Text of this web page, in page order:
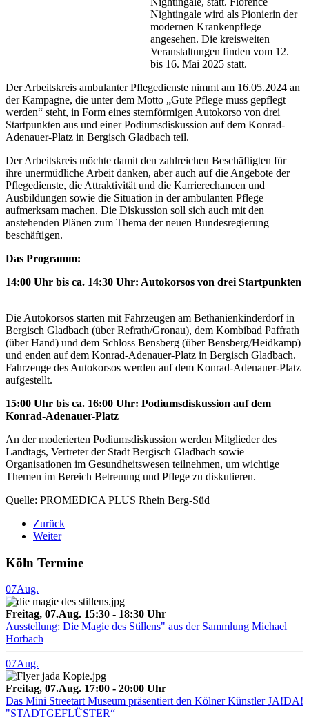
Nightingale wird als Pionierin der
modernen Krankenpflege
angesehen. Die kreisweiten
Veranstaltungen finden vom 12.
bis 16. Mai 2025 statt.
Der Arbeitskreis ambulanter Pflegedienste nimmt am 16.05.2024 an
der Kampagne, die unter dem Motto „Gute Pflege muss gepflegt
werden“ steht, in Form eines sternförmigen Autokorso von drei
Startpunkten aus und einer Podiumsdiskussion auf dem Konrad-
Adenauer-Platz in Bergisch Gladbach teil.
Der Arbeitskreis möchte damit den zahlreichen Beschäftigten für
ihre unermüdliche Arbeit danken, aber auch auf die Angebote der
Pflegedienste, die Attraktivität und die Karrierechancen und
Ausbildungen sowie die Situation in der ambulanten Pflege
aufmerksam machen. Die Diskussion soll sich auch mit den
anstehenden Plänen zum Thema der neuen Bundesregierung
beschäftigen.
Das Programm:
14:00 Uhr bis ca. 14:30 Uhr: Autokorsos von drei Startpunkten
Die Autokorsos starten mit Fahrzeugen am Bethanienkinderdorf in
Bergisch Gladbach (über Refrath/Gronau), dem Kombibad Paffrath
(über Hand) und dem Schloss Bensberg (über Bensberg/Heidkamp)
und enden auf dem Konrad-Adenauer-Platz in Bergisch Gladbach.
Fahrzeuge des Autokorsos werden auf dem Konrad-Adenauer-Platz
aufgestellt.
15:00 Uhr bis ca. 16:00 Uhr: Podiumsdiskussion auf dem
Konrad-Adenauer-Platz
An der moderierten Podiumsdiskussion werden Mitglieder des
Landtags, Vertreter der Stadt Bergisch Gladbach sowie
Organisationen im Gesundheitswesen teilnehmen, um wichtige
Themen im Bereich Betreuung und Pflege zu diskutieren.
Quelle: PROMEDICA PLUS Rhein Berg-Süd
Zurück
Weiter
Köln Termine
07Aug.
Freitag, 07.Aug. 15:30 - 18:30 Uhr
Ausstellung: Die Magie des Stillens" aus der Sammlung Michael
Horbach
07Aug.
Freitag, 07.Aug. 17:00 - 20:00 Uhr
Das Mini Streetart Museum präsentiert den Kölner Künstler JA!DA!
"STADTGEFLÜSTER“